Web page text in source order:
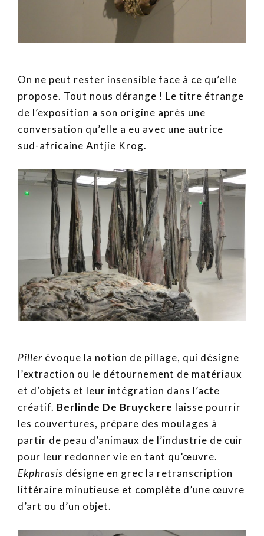
On ne peut rester insensible face à ce qu’elle
propose. Tout nous dérange ! Le titre étrange
de l’exposition a son origine après une
conversation qu’elle a eu avec une autrice
sud-africaine Antjie Krog.
Piller évoque la notion de pillage, qui désigne
l’extraction ou le détournement de matériaux
et d’objets et leur intégration dans l’acte
créatif. Berlinde De Bruyckere laisse pourrir
les couvertures, prépare des moulages à
partir de peau d’animaux de l’industrie de cuir
pour leur redonner vie en tant qu’œuvre.
Ekphrasis désigne en grec la retranscription
littéraire minutieuse et complète d’une œuvre
d’art ou d’un objet.